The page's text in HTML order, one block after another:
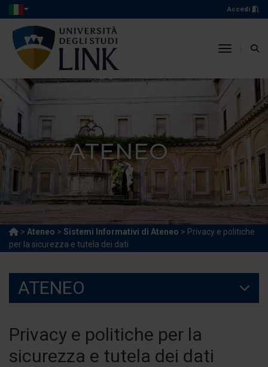
Accedi
toggle
ATENEO
> Ateneo > Sistemi Informativi di Ateneo > Privacy e politiche
per la sicurezza e tutela dei dati
ATENEO
Privacy e politiche per la
sicurezza e tutela dei dati